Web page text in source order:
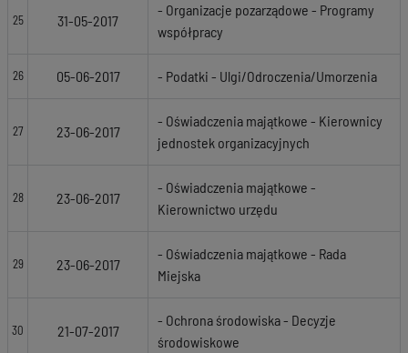
25 31-05-2017
- Organizacje pozarządowe - Programy
współpracy
26 05-06-2017 - Podatki - Ulgi/Odroczenia/Umorzenia
27 23-06-2017
- Oświadczenia majątkowe - Kierownicy
jednostek organizacyjnych
28 23-06-2017
- Oświadczenia majątkowe -
Kierownictwo urzędu
29 23-06-2017
- Oświadczenia majątkowe - Rada
Miejska
30 21-07-2017
- Ochrona środowiska - Decyzje
środowiskowe